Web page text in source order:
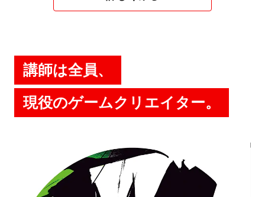
講師は全員、
現役のゲームクリエイター。